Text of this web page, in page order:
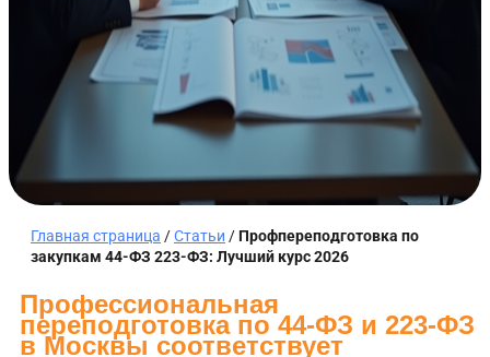
Главная страница /Статьи /Профпереподготовка по
закупкам 44-ФЗ 223-ФЗ: Лучший курс 2026
Профессиональная
переподготовка по 44-ФЗ и 223-ФЗ
в Москвы соответствует